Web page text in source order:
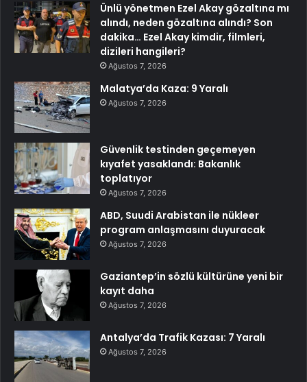
Ünlü yönetmen Ezel Akay gözaltına mı
alındı, neden gözaltına alındı? Son
dakika… Ezel Akay kimdir, filmleri,
dizileri hangileri?
Ağustos 7, 2026
Malatya’da Kaza: 9 Yaralı
Ağustos 7, 2026
Güvenlik testinden geçemeyen
kıyafet yasaklandı: Bakanlık
toplatıyor
Ağustos 7, 2026
ABD, Suudi Arabistan ile nükleer
program anlaşmasını duyuracak
Ağustos 7, 2026
Gaziantep’in sözlü kültürüne yeni bir
kayıt daha
Ağustos 7, 2026
Antalya’da Trafik Kazası: 7 Yaralı
Ağustos 7, 2026